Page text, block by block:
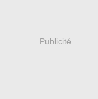
Publicité